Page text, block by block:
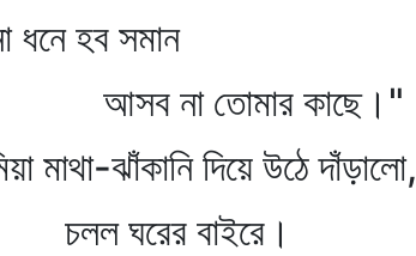
ধনে হব সমান
না তোমার কাছে।"
মাথা-ঝাঁকানি দিয়ে উঠে দাঁড়ালো,
ঘরের বাইরে।